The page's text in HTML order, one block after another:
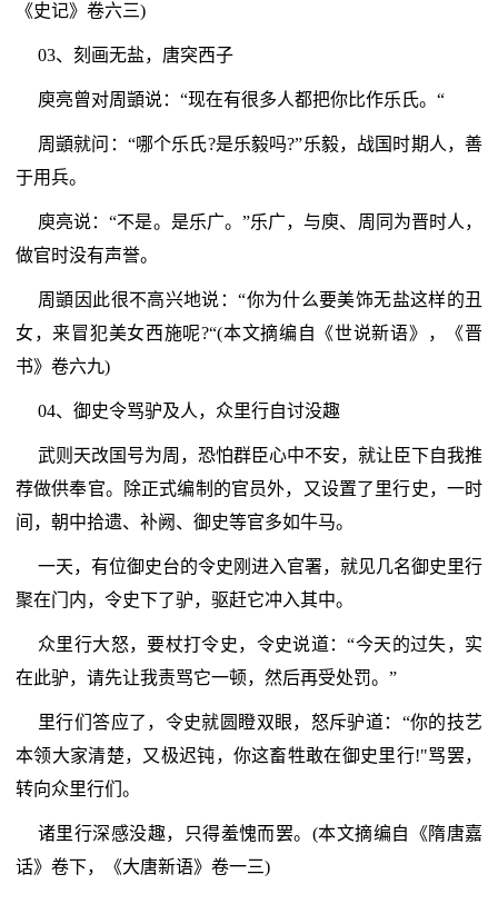
《史记》卷六三)
03、刻画无盐，唐突西子
庾亮曾对周顗说：“现在有很多人都把你比作乐氏。“
周顗就问：“哪个乐氏?是乐毅吗?”乐毅，战国时期人，善
于用兵。
庾亮说：“不是。是乐广。”乐广，与庾、周同为晋时人，
做官时没有声誉。
周顗因此很不高兴地说：“你为什么要美饰无盐这样的丑
女，来冒犯美女西施呢?“(本文摘编自《世说新语》，《晋
书》卷六九)
04、御史令骂驴及人，众里行自讨没趣
武则天改国号为周，恐怕群臣心中不安，就让臣下自我推
荐做供奉官。除正式编制的官员外，又设置了里行史，一时
间，朝中拾遗、补阙、御史等官多如牛马。
一天，有位御史台的令史刚进入官署，就见几名御史里行
聚在门内，令史下了驴，驱赶它冲入其中。
众里行大怒，要杖打令史，令史说道：“今天的过失，实
在此驴，请先让我责骂它一顿，然后再受处罚。”
里行们答应了，令史就圆瞪双眼，怒斥驴道：“你的技艺
本领大家清楚，又极迟钝，你这畜牲敢在御史里行!"骂罢，
转向众里行们。
诸里行深感没趣，只得羞愧而罢。(本文摘编自《隋唐嘉
话》卷下，《大唐新语》卷一三)